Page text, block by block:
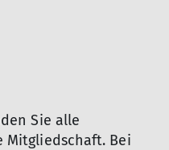
Sie alle
Bei